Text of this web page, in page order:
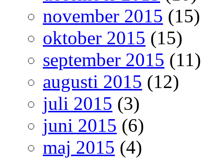
november 2015 (15)
oktober 2015 (15)
september 2015 (11)
augusti 2015 (12)
juli 2015 (3)
juni 2015 (6)
maj 2015 (4)